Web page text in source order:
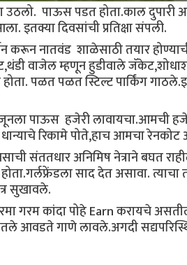
उठलो. पाऊस पडत होता.काल
इतक्या दिवसांची प्रतिक्षा संपली.
करून नातवंड शाळेसाठी तयार
वाजेल म्हणून हुडीवाले
पळत पळत स्टिल्ट पार्किंग
पाऊस हजेरी लावायचा.आमची
रिकामे पोते,हाच आमचा
संततधार अनिमिष नेत्राने बघत
साद देत असावा. त्याचा
सुखावले.
गरम कांदा पोहे Earn करायचे
आवडते गाणे लावले.अगदी